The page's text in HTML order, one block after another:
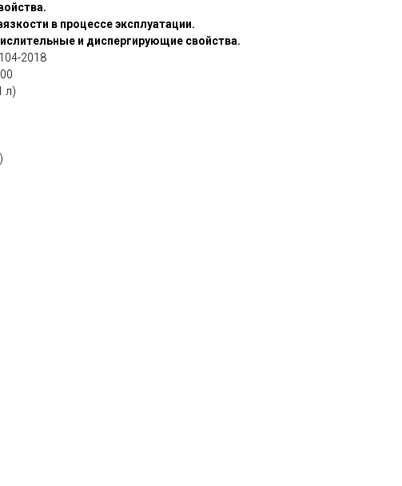
в процессе эксплуатации.
и диспергирующие свойства.
2018
л)